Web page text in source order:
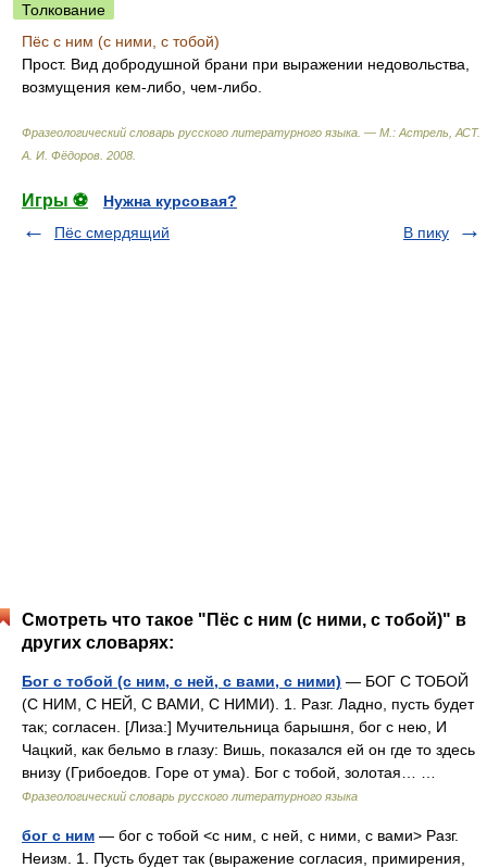
Толкование
Пёс с ним (с ними, с тобой)
Прост. Вид добродушной брани при выражении недовольства,
возмущения кем-либо, чем-либо.
Фразеологический словарь русского литературного языка. — М.: Астрель, АСТ.
А. И. Фёдоров 2008
Игры ⚽
Нужна курсовая?
Пёс смердящий
В пику
Смотреть что такое "Пёс с ним (с ними, с тобой)" в
других словарях:
Бог с тобой (с ним, с ней, с вами, с ними) — БОГ С ТОБОЙ
(С НИМ, С НЕЙ, С ВАМИ, С НИМИ). 1. Разг. Ладно, пусть будет
так; согласен. [Лиза:] Мучительница барышня, бог с нею, И
Чацкий, как бельмо в глазу: Вишь, показался ей он где то здесь
внизу (Грибоедов. Горе от ума). Бог с тобой, золотая… …
Фразеологический словарь русского литературного языка
бог с ним — бог с тобой <с ним, с ней, с ними, с вами> Разг.
Неизм. 1. Пусть будет так (выражение согласия, примирения,